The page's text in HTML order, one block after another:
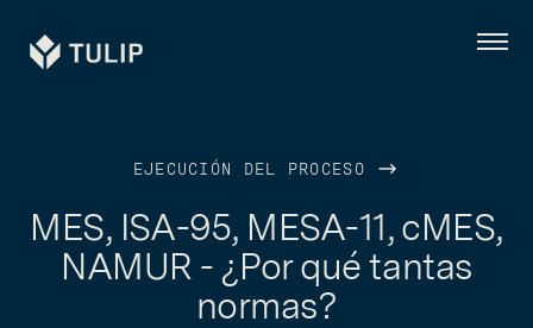
Tulip Menú
EJECUCIÓN DEL PROCESO
MES, ISA-95, MESA-11, cMES,
NAMUR - ¿Por qué tantas
normas?